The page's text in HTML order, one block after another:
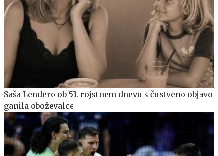
Saša Lendero ob 53. rojstnem dnevu s čustveno objavo
ganila oboževalce